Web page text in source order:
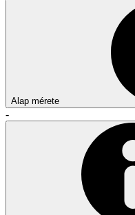
Alap mérete
-